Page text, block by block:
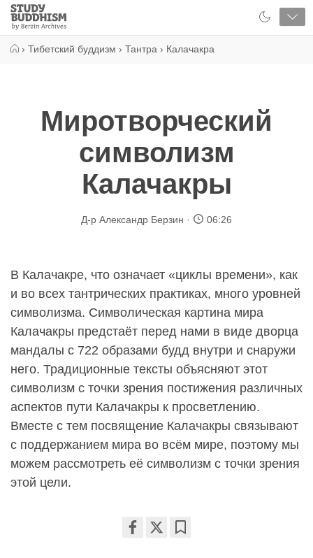
Close
Study
Buddhism
› Тибетский буддизм › Тантра › Калачакра
Миротворческий
символизм
Калачакры
Д-р Александр Берзин 06:26
В Калачакре, что означает «циклы времени», как
и во всех тантрических практиках, много уровней
символизма. Символическая картина мира
Калачакры предстаёт перед нами в виде дворца
мандалы с 722 образами будд внутри и снаружи
него. Традиционные тексты объясняют этот
символизм с точки зрения постижения различных
аспектов пути Калачакры к просветлению.
Вместе с тем посвящение Калачакры связывают
с поддержанием мира во всём мире, поэтому мы
можем рассмотреть её символизм с точки зрения
этой цели.